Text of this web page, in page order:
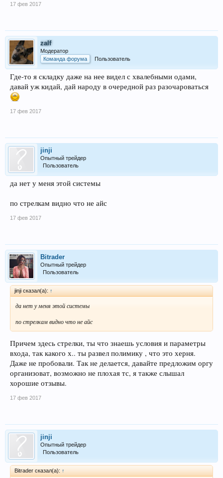
17 фев 2017
zalf
Модератор
Команда форума
Пользователь
Где-то я складку даже на нее видел с хвалебными одами,
давай уж кидай, дай народу в очередной раз разочароваться
17 фев 2017
jinji
Опытный трейдер
Пользователь
да нет у меня этой системы
по стрелкам видно что не айс
17 фев 2017
Bitrader
Опытный трейдер
Пользователь
jinji сказал(а): ↑
да нет у меня этой системы
по стрелкам видно что не айс
Причем здесь стрелки, ты что знаешь условия и параметры
входа, так какого х.. ты развел полимику , что это херня.
Даже не пробовали. Так не делается, давайте предложим оргу
организоват, возможно не плохая тс, я также слышал
хорошие отзывы.
17 фев 2017
jinji
Опытный трейдер
Пользователь
Bitrader сказал(а): ↑